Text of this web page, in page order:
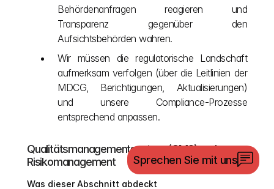
Behördenanfragen reagieren und
Transparenz gegenüber den
Aufsichtsbehörden wahren.
Wir müssen die regulatorische Landschaft
aufmerksam verfolgen (über die Leitlinien der
MDCG, Berichtigungen, Aktualisierungen)
und unsere Compliance-Prozesse
entsprechend anpassen.
Qualitätsmanagementsystem (QMS) und
Risikomanagement
Was dieser Abschnitt abdeckt
Sprechen Sie mit uns